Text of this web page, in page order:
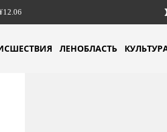
ЛЕНОБЛАСТЬ